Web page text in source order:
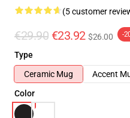
(5 customer
€29.90 €23.92 $26.00 -
Type
Ceramic Mug
Accent
Color